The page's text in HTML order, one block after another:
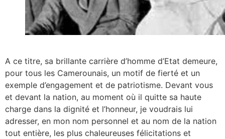
A ce titre, sa brillante carrière d’homme d’Etat demeure,
pour tous les Camerounais, un motif de fierté et un
exemple d’engagement et de patriotisme. Devant vous
et devant la nation, au moment où il quitte sa haute
charge dans la dignité et l’honneur, je voudrais lui
adresser, en mon nom personnel et au nom de la nation
tout entière, les plus chaleureuses félicitations et